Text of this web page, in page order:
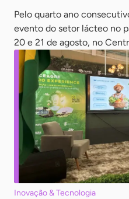
Pelo quarto ano
evento do setor lácteo no
20 e 21 de agosto, no
Inovação & Tecnologia